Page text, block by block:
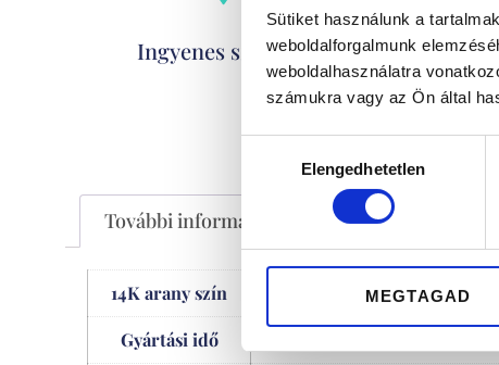
Sütiket használunk a
weboldalforgalmunk
weboldalhasználatra
számukra vagy az Ön által
kiválasztásaElengedhetetlen
MEGTAGAD
Ingyenes szállítás
További információk
14K arany szín
Gyártási idő